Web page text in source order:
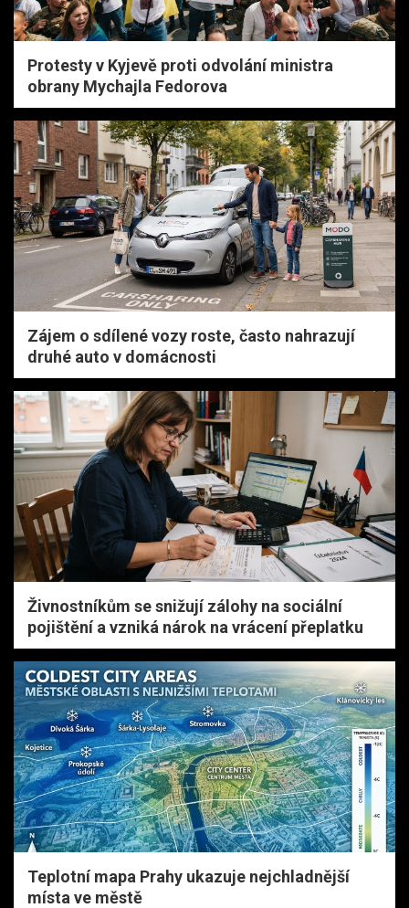
Protesty v Kyjevě proti odvolání ministra
obrany Mychajla Fedorova
Zájem o sdílené vozy roste, často nahrazují
druhé auto v domácnosti
Živnostníkům se snižují zálohy na sociální
pojištění a vzniká nárok na vrácení přeplatku
Teplotní mapa Prahy ukazuje nejchladnější
místa ve městě